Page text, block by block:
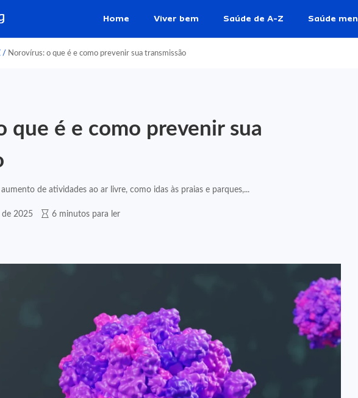
Home Viver bem Saúde de A-Z Saúde
/ Norovírus: o que é e como prevenir sua transmissão
que é e como prevenir sua
de atividades ao ar livre, como idas às praias e parques,...
de 2025 6 minutos para ler